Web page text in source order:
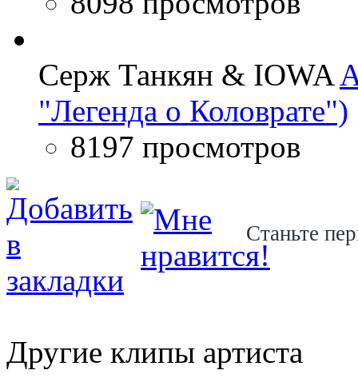
Серж Танкян & IOWA
"Легенда о Коловрате")
8197 просмотров
Станьте
Другие клипы артиста